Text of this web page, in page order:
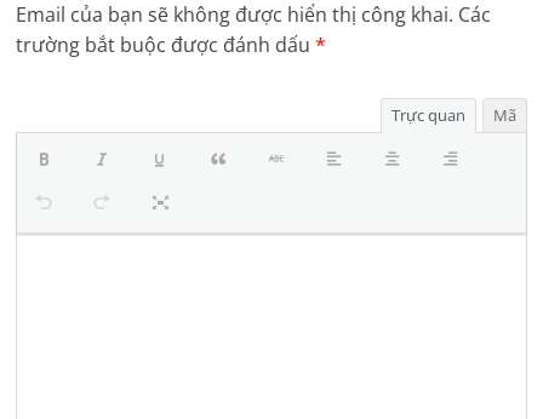
Email của bạn sẽ không được hiển thị công khai. Các
trường bắt buộc được đánh dấu*
Trực quan Mã